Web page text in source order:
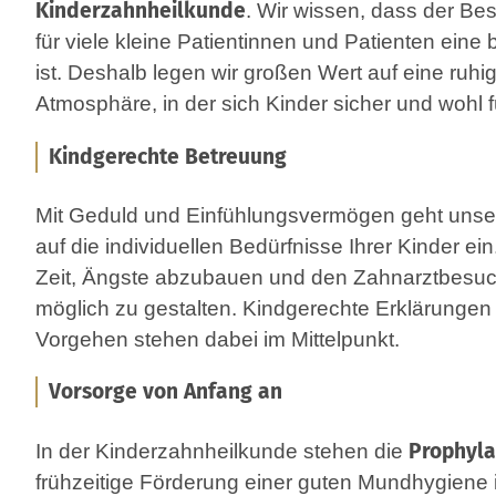
Kinderzahnheilkunde. Wir wissen, dass der Besuch beim Zahnarzt
für viele kleine Patientinnen und Patienten eine
ist. Deshalb legen wir großen Wert auf eine ruhige, freundliche
Atmosphäre, in der sich Kinder sicher und wohl
Kindgerechte Betreuung
Mit Geduld und Einfühlungsvermögen geht
auf die individuellen Bedürfnisse Ihrer Kinder ein. Wir nehmen
Zeit, Ängste abzubauen und den
möglich zu gestalten. Kindgerechte Erklärungen und behutsames
Vorgehen stehen dabei im Mittelpunkt.
Vorsorge von Anfang an
In der Kinderzahnheilkunde stehen die
frühzeitige Förderung einer guten Mundhygiene